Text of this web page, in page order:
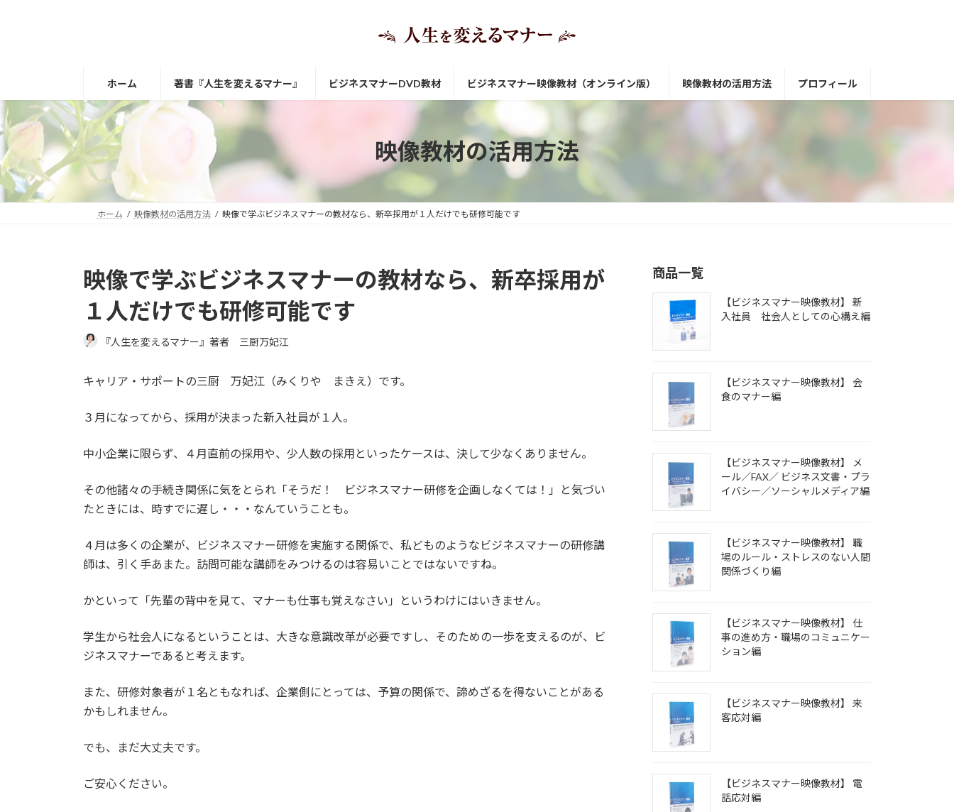
ス
キ
ッ
プ
ン
に
移
動
ホーム 著書『人生を変えるマナー』 ビジネスマナーDVD教材 ビジネスマナー映像教材（オンライン版） 映像教材の活用方法 プロフィール
映像教材の活用方法
ホーム 映像教材の活用方法 映像で学ぶビジネスマナーの教材なら、新卒採用が１人だけでも研修可能です
映像で学ぶビジネスマナーの教材なら、新卒採用が
１人だけでも研修可能です
『人生を変えるマナー』著者 三厨万妃江
キャリア・サポートの三厨 万妃江（みくりや まきえ）です。
３月になってから、採用が決まった新入社員が１人。
中小企業に限らず、４月直前の採用や、少人数の採用といったケースは、決して少なくありません。
その他諸々の手続き関係に気をとられ「そうだ！ ビジネスマナー研修を企画しなくては！」と気づい
たときには、時すでに遅し・・・なんていうことも。
４月は多くの企業が、ビジネスマナー研修を実施する関係で、私どものようなビジネスマナーの研修講
師は、引く手あまた。訪問可能な講師をみつけるのは容易いことではないですね。
かといって「先輩の背中を見て、マナーも仕事も覚えなさい」というわけにはいきません。
学生から社会人になるということは、大きな意識改革が必要ですし、そのための一歩を支えるのが、ビ
ジネスマナーであると考えます。
また、研修対象者が１名ともなれば、企業側にとっては、予算の関係で、諦めざるを得ないことがある
かもしれません。
でも、まだ大丈夫です。
ご安心ください。
商品一覧
【ビジネスマナー映像教材】 新
入社員 社会人としての心構え編
【ビジネスマナー映像教材】 会
食のマナー編
【ビジネスマナー映像教材】 メ
ール／FAX／ ビジネス文書・プラ
イバシー／ソーシャルメディア編
【ビジネスマナー映像教材】 職
場のルール・ストレスのない人間
関係づくり編
【ビジネスマナー映像教材】 仕
事の進め方・職場のコミュニケー
ション編
【ビジネスマナー映像教材】 来
客応対編
【ビジネスマナー映像教材】 電
話応対編